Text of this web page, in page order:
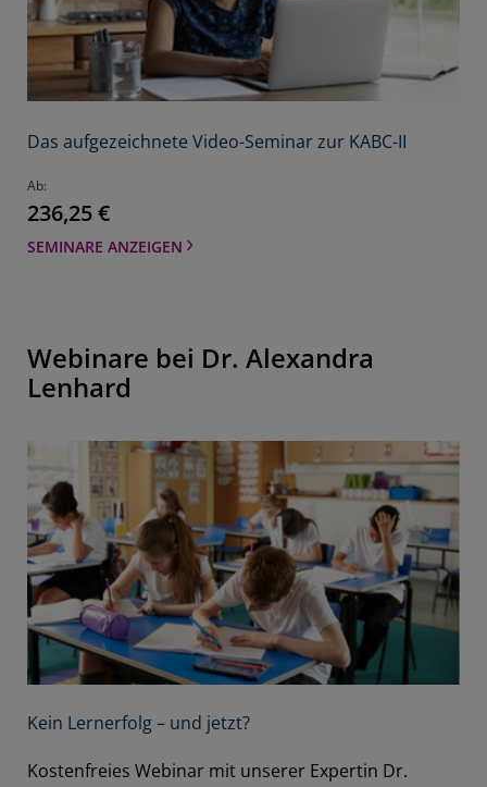
Das aufgezeichnete Video-Seminar zur KABC-II
Ab
236,25 €
SEMINARE ANZEIGEN
Webinare bei Dr. Alexandra
Lenhard
Kein Lernerfolg – und jetzt?
Kostenfreies Webinar mit unserer Expertin Dr.